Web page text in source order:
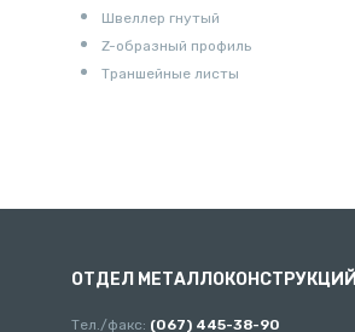
Швеллер гнутый
Z-образный профиль
Траншейные листы
ОТДЕЛ МЕТАЛЛОКОНСТРУКЦИЙ
Тел./факс: (067) 445-38-90